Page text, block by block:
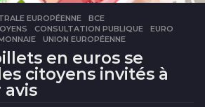
EUROPÉENNE ,BCE
,CONSULTATION PUBLIQUE ,EURO
,UNION EUROPÉENNE
en euros se
citoyens invités à